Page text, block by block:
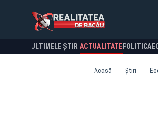
ULTIMELE ȘTIRI ACTUALITATE POLITICA
Acasă Știri